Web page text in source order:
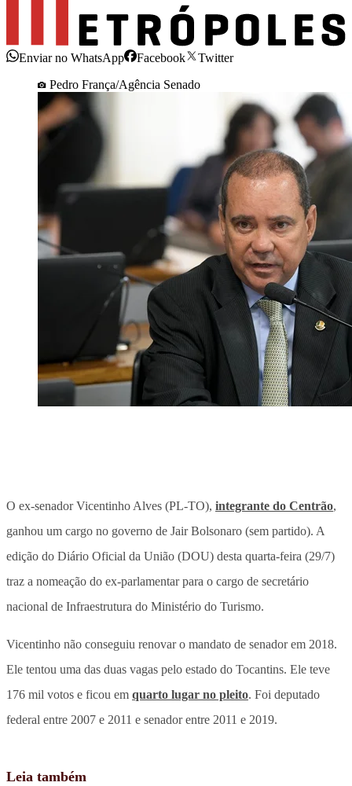
Enviar no WhatsApp Facebook
Twitter
Pedro França/Agência Senado
O ex-senador Vicentinho Alves (PL-TO), integrante do Centrão,
ganhou um cargo no governo de Jair Bolsonaro (sem partido). A
edição do Diário Oficial da União (DOU) desta quarta-feira (29/7)
traz a nomeação do ex-parlamentar para o cargo de secretário
nacional de Infraestrutura do Ministério do Turismo.
Vicentinho não conseguiu renovar o mandato de senador em 2018.
Ele tentou uma das duas vagas pelo estado do Tocantins. Ele teve
176 mil votos e ficou em quarto lugar no pleito. Foi deputado
federal entre 2007 e 2011 e senador entre 2011 e 2019.
Leia também